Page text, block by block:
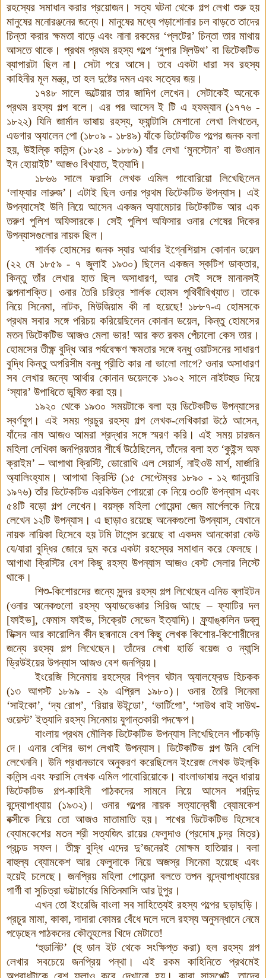
রহস্যের সমাধান করার প্রয়োজন। সত্য ঘটনা থেকে গল্প লেখা শুরু হয়
মানুষের মনোরঞ্জনের জন্যে। মানুষের মধ্যে পড়াশোনার চল বাড়তে তাদের
চিন্তা করার ক্ষমতা বাড়ে এবং নানা রকমের ‘প্লটের’ চিন্তা তার মাথায়
আসতে থাকে। প্রথম প্রথম রহস্য গল্পে ‘সুপার স্লিউথ’ বা ডিটেকটিভ
ব্যাপারটা ছিল না। সেটা পরে আসে। তবে একটা ধারা সব রহস্য
কাহিনীর মূল মন্ত্র, তা হল দুষ্টের দমন এবং সত্যের জয়।
১৭৪৮ সালে ভল্টেয়ার তার জাদিগ লেখেন। সেটাকেই অনেকে
প্রথম রহস্য গল্প বলে। এর পর আসেন ই টি এ হফম্যান (১৭৭৬ -
১৮২২) যিনি জার্মান ভাষায় রহস্য, ফ্যান্টাসি মেশানো লেখা লিখতেন,
এডগার অ্যালেন পো (১৮০৯ - ১৮৪৯) যাঁকে ডিটেকটিভ গল্পের জনক বলা
হয়, উইল্কি কলিন্স (১৮২৪ - ১৮৮৯) যাঁর লেখা ‘মুনস্টোন’ বা উওমান
ইন হোয়াইট’ আজও বিখ্যাত, ইত্যাদি।
১৮৬৬ সালে ফরাসি লেখক এমিল গাবোরিয়ো লিখেছিলেন
‘লাফ্যার লারুজ’ ।এটাই ছিল ওনার প্রথম ডিটেকটিভ উপন্যাস। এই
উপন্যাসেই উনি নিয়ে আসেন একজন অ্যামেচার ডিটেকটিভ আর এক
তরুণ পুলিশ অফিসারকে। সেই পুলিশ অফিসার ওনার শেষের দিকের
উপন্যাসগুলোর নায়ক ছিল।
শার্লক হোমসের জনক স্যার আর্থার ইগ্নেশিয়াস কোনান ডয়েল
(২২ মে ১৮৫৯ - ৭ জুলাই ১৯৩০) ছিলেন একজন স্কটিশ ডাক্তার,
কিন্তু তাঁর লেখার হাত ছিল অসাধারণ, আর সেই সঙ্গে মানানসই
কল্পনাশক্তি। ওনার তৈরি চরিত্র শার্লক হোমস পৃথিবীবিখ্যাত। তাকে
নিয়ে সিনেমা, নাটক, মিউজিয়াম কী না হয়েছে! ১৮৮৭-এ হোমসকে
প্রথম সবার সঙ্গে পরিচয় করিয়েছিলেন কোনান ডয়েল, কিন্তু হোমসের
মতন ডিটেকটিভ আজও মেলা ভার! আর কত রকম পেঁচালো কেস তার।
হোমসের তীক্ষ্ণ বুদ্ধি আর পর্যবেক্ষণ ক্ষমতার সঙ্গে বন্ধু ওয়াটসনের সাধারণ
বুদ্ধি কিন্তু অপরিসীম বন্ধু প্রীতি কার না ভালো লাগে? ওনার অসাধারণ
সব লেখার জন্যে আর্থার কোনান ডয়েলকে ১৯০২ সালে নাইটহুড দিয়ে
‘স্যার’ উপাধিতে ভূষিত করা হয় ।
১৯২০ থেকে ১৯৩০ সময়টাকে বলা হয় ডিটেকটিভ উপন্যাসের
স্বর্ণযুগ। এই সময় প্রচুর রহস্য গল্প লেখক-লেখিকারা উঠে আসেন,
যাঁদের নাম আজও আমরা শ্রদ্ধার সঙ্গে স্মরণ করি। এই সময় চারজন
মহিলা লেখিকা জনপ্রিয়তার শীর্ষে উঠেছিলেন, তাঁদের বলা হত ‘কুইন্স অফ
ক্রাইম’ – আগাথা ক্রিস্টি, ডোরোথি এল সেয়ার্স, নাইওউ মার্শ, মার্জারি
অ্যালিংহ্যাম। আগাথা ক্রিস্টি (১৫ সেপ্টেম্বর ১৮৯০ - ১২ জানুয়ারি
১৯৭৬) তাঁর ডিটেকটিভ এরকিউল পোয়রো কে নিয়ে ৩৩টি উপন্যাস এবং
৫৪টি বড়ো গল্প লেখেন। বয়স্ক মহিলা গোয়েন্দা জেন মার্পেলকে নিয়ে
লেখেন ১২টি উপন্যাস। এ ছাড়াও রয়েছে অনেকগুলো উপন্যাস, যেখানে
নায়ক নায়িকা হিসেবে হয় টমি টাপেন্স রয়েছে বা একদম আনকোরা কেউ
যে/যারা বুদ্ধির জোরে দুম করে একটা রহস্যের সমাধান করে ফেলছে।
আগাথা ক্রিস্টির বেশ কিছু রহস্য উপন্যাস আজও বেস্ট সেলার লিস্টে
থাকে।
শিশু-কিশোরদের জন্যে সুন্দর রহস্য গল্প লিখেছেন এনিড ব্লাইটন
(ওনার অনেকগুলো রহস্য অ্যাডভেঞ্চার সিরিজ আছে – ফ্যাটির দল
[ফাইভ], ফেমাস ফাইভ, সিক্রেট সেভেন ইত্যাদি) । ফ্র্যাঙ্কলিন ডব্লু
ডিক্সন আর কারোলিন কীন ছদ্মনামে বেশ কিছু লেখক কিশোর-কিশোরীদের
জন্যে রহস্য গল্প লিখেছেন ।
তাঁদের লেখা হার্ডি বয়েজ ও ন্যান্সি
ড্রিউইয়ের উপন্যাস আজও বেশ জনপ্রিয় ।
ইংরেজি সিনেমায় রহস্যের বিপ্লব ঘটান অ্যালফ্রেড হিচকক
(১৩ আগস্ট ১৮৯৯ - ২৯ এপ্রিল ১৯৮০)। ওনার তৈরি সিনেমা
‘সাইকো’, ‘দ্য রোপ’, ‘রিয়ার উইন্ডো’, ‘ভার্টিগো’, ‘সাউথ বাই সাউথ-
ওয়েস্ট’ ইত্যাদি রহস্য সিনেমায় যুগান্তকারী পদক্ষেপ।
বাংলায় প্রথম মৌলিক ডিটেকটিভ উপন্যাস লিখেছিলেন পাঁচকড়ি
দে। এনার বেশির ভাগ লেখাই উপন্যাস। ডিটেকটিভ গল্প উনি বেশি
লেখেননি। উনি প্রধানভাবে অনুকরণ করেছিলেন ইংরেজ লেখক উইল্‌কি
কলিন্স এবং ফরাসি লেখক এমিল গাবোরিয়োকে। বাংলাভাষায় নতুন ধারায়
ডিটেকটিভ গল্প-কাহিনী পাঠকদের সামনে নিয়ে আসেন শরদিন্দু
বন্দ্যোপাধ্যায় (১৯৩২)। ওনার গল্পের নায়ক সত্যান্বেষী ব্যোমকেশ
বক্সীকে নিয়ে তো আজও মাতামাতি হয়। শখের ডিটেকটিভ হিসেবে
ব্যোমকেশের মতন শ্রী সত্যজিৎ রায়ের ফেলুদাও (প্রদোষ চন্দ্র মিত্র)
প্রচন্ড সফল। তীক্ষ্ণ বুদ্ধি এদের দু’জনেরই মোক্ষম হাতিয়ার। বলা
বাহুল্য ব্যোমকেশ আর ফেলুদাকে নিয়ে অজস্র সিনেমা হয়েছে এবং
হয়েই চলেছে। জনপ্রিয় মহিলা গোয়েন্দা বলতে তপন বন্দ্যোপাধ্যায়ের
গার্গী বা সুচিত্রা ভট্টাচার্যের মিতিনমাসি আর টুপুর।
এখন তো ইংরেজি বাংলা সব সাহিত্যেই রহস্য গল্পের ছড়াছড়ি।
প্রচুর মামা, কাকা, দাদারা কোমর বেঁধে দলে দলে রহস্য অনুসন্ধানে নেমে
পড়েছেন পাঠকদের কৌতূহলের খিদে মেটাতে!
‘হুডানিট’ (হু ডান ইট থেকে সংক্ষিপ্ত করা) হল রহস্য গল্প
লেখার সবচেয়ে জনপ্রিয় পন্থা। এই রকম কাহিনিতে প্রথমেই